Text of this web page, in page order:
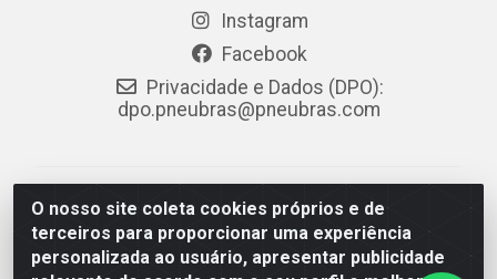
O nosso site coleta cookies próprios e de
terceiros para proporcionar uma experiência
personalizada ao usuário, apresentar publicidade
Instagram
Facebook
Privacidade e Dados (DPO):
dpo.pneubras@pneubras.com
PneuBras - Rodovia BR-101, KM 82 - Prazeres,
Jaboatão dos Guararapes/PE - CEP 54.335-000 - CNPJ
08.678.386/0001-05 - Pneubras Comércio de Pneus
Ltda